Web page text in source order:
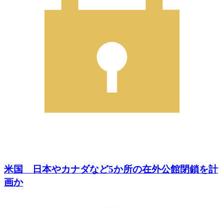
米国 日本やカナダなど5か所の在外公館閉鎖を計
画か